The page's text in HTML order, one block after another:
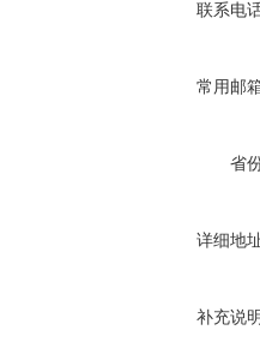
联系电
常用邮
省
详细地
补充说